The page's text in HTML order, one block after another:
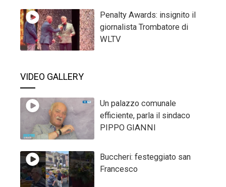
Penalty Awards: insignito il
giornalista Trombatore di
WLTV
VIDEO GALLERY
Un palazzo comunale
efficiente, parla il sindaco
PIPPO GIANNI
Buccheri: festeggiato san
Francesco